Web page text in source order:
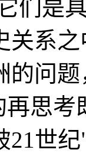
们是
关系
的问
思考
21世